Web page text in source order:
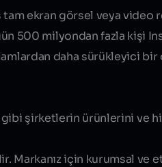
ekran görsel veya video
500 milyondan fazla kişi
daha sürükleyici
şirketlerin ürünlerini ve
Markanız için kurumsal